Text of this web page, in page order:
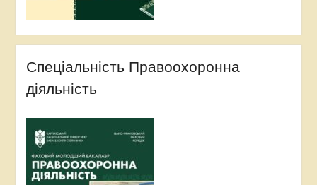
Спеціальність Правоохоронна
діяльність